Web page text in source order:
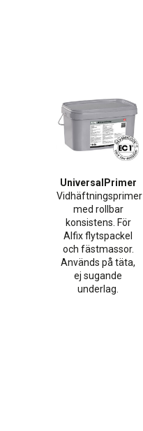
UniversalPrimer
Vidhäftningsprimer
med rollbar
konsistens. För
Alfix flytspackel
och fästmassor.
Används på täta,
ej sugande
underlag.